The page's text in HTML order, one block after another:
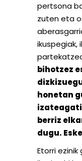
pertsona
zuten eta
ikuspegiak,
bihotzez
honetan
berriz
dugu.
Etorri